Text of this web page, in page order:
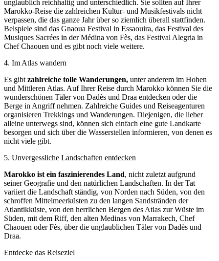
unglaublich reichhaltig und unterschiedlich. Sie sollten auf Ihrer
Marokko-Reise die zahlreichen Kultur- und Musikfestivals nicht
verpassen, die das ganze Jahr über so ziemlich überall stattfinden.
Beispiele sind das Gnaoua Festival in Essaouira, das Festival des
Musiques Sacrées in der Médina von Fès, das Festival Alegria in
Chef Chaouen und es gibt noch viele weitere.
4. Im Atlas wandern
Es gibt zahlreiche tolle Wanderungen, unter anderem im Hohen
und Mittleren Atlas. Auf Ihrer Reise durch Marokko können Sie die
wunderschönen Täler von Dadès und Draa entdecken oder die
Berge in Angriff nehmen. Zahlreiche Guides und Reiseagenturen
organisieren Trekkings und Wanderungen. Diejenigen, die lieber
alleine unterwegs sind, können sich einfach eine gute Landkarte
besorgen und sich über die Wasserstellen informieren, von denen es
nicht viele gibt.
5. Unvergessliche Landschaften entdecken
Marokko ist ein faszinierendes Land, nicht zuletzt aufgrund
seiner Geografie und den natürlichen Landschaften. In der Tat
variiert die Landschaft ständig, von Norden nach Süden, von den
schroffen Mittelmeerküsten zu den langen Sandstränden der
Atlantikküste, von den herrlichen Bergen des Atlas zur Wüste im
Süden, mit dem Riff, den alten Medinas von Marrakech, Chef
Chaouen oder Fès, über die unglaublichen Täler von Dadès und
Draa.
Entdecke das Reiseziel